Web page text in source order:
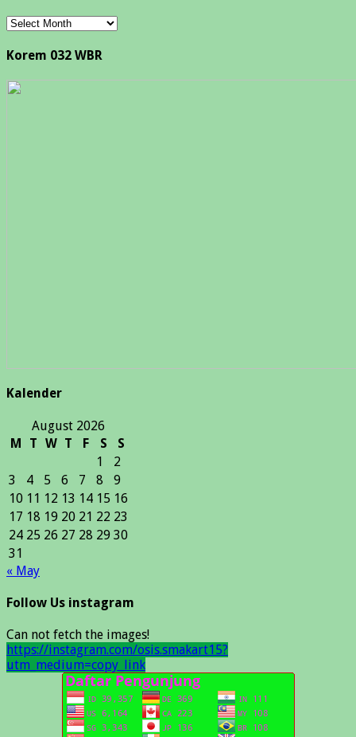
Arsip
Korem 032 WBR
Kalender
August 2026
M
T W T F S
S
1
2
3
4 5 6 7 8
9
10 11 12 13 14 15 16
17 18 19 20 21 22 23
24 25 26 27 28 29 30
31
« May
Follow Us instagram
Can not fetch the images!
https://instagram.com/osis.smakart15?
utm_medium=copy_link